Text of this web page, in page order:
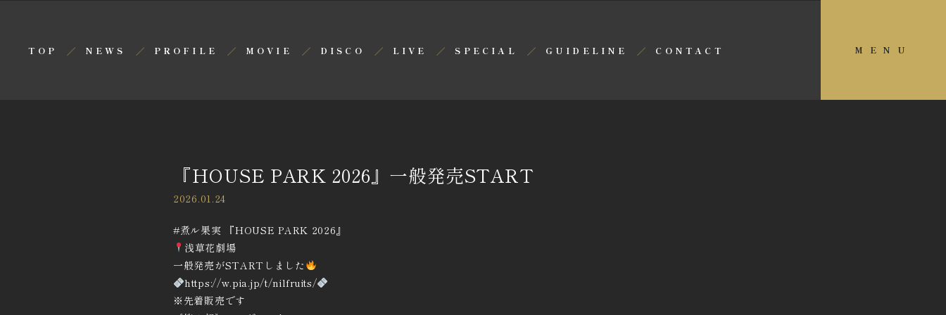
TOP NEWS PROFILE MOVIE DISCO LIVE SPECIAL GUIDELINE CONTACT MENU
『HOUSE PARK 2026』一般発売START
2026.01.24
#煮ル果実 『HOUSE PARK 2026』
浅草花劇場
一般発売がSTARTしました
https://w.pia.jp/t/nilfruits/
※先着販売です